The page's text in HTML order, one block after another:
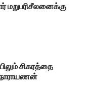
மறுபரிசீலனைக்கு
சிகரத்தை